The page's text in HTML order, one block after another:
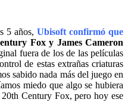
5 años, Ubisoft confirmó que
Fox y James Cameron
fuera de los de las películas
de estas extrañas criaturas
sabido nada más del juego en
miedo que algo se hubiera
Century Fox, pero hoy ese